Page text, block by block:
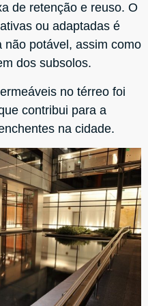
de retenção e reuso. O
ou adaptadas é
não potável, assim como
dos subsolos.
no térreo foi
contribui para a
na cidade.